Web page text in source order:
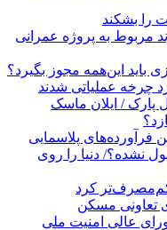
را بشکند
مربوط به پروژه عمرانی
باید این‌همه مجوز بگیرد؟
چرخه عملیاتی شدند
پارک / ایلان ماسک
فرآورده‌های پلاسمایی
نشده؟/ دنیا را روی
کم‌مصرف‌تر کرد
تعاونی مسکن
عالی امنیت ملی